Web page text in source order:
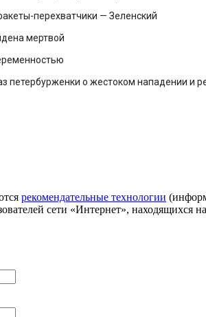
перехватчики — Зеленский
мертвой
петербурженки о жестоком нападении и
рекомендательные технологии
сети «Интернет», находящихся